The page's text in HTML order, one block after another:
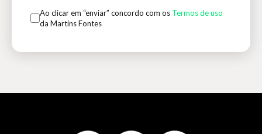
Ao clicar em “enviar” concordo com os Termos de uso
da Martins Fontes